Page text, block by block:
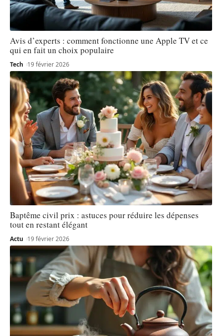
Avis d’experts : comment fonctionne une Apple TV et ce
qui en fait un choix populaire
Tech 19 février 2026
Baptême civil prix : astuces pour réduire les dépenses
tout en restant élégant
Actu 19 février 2026